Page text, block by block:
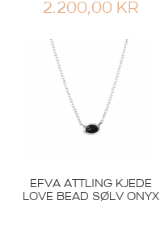
Valentine
1.750,00 KR
2.200,00 KR
EFVA ATTLING KJEDE
LOVE BEAD SØLV ONYX